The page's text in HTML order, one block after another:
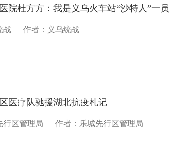
院杜方方：我是义乌火车站“沙特人”一员
战 作者：义乌统战
医疗队驰援湖北抗疫札记
行区管理局 作者：乐城先行区管理局